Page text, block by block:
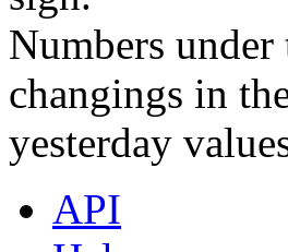
Numbers
changings in
yesterday
API